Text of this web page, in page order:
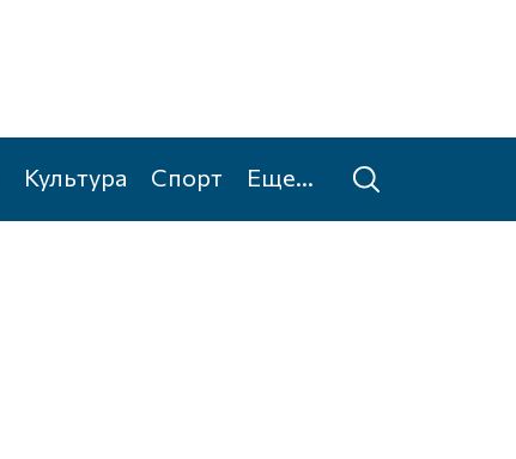
Культура Спорт Еще...